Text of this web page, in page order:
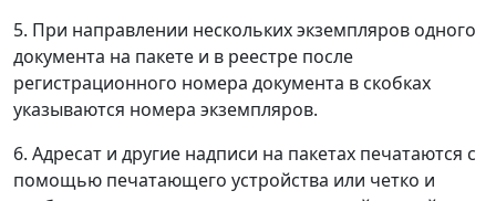
5. При направлении нескольких экземпляров одного
документа на пакете и в реестре после
регистрационного номера документа в скобках
указываются номера экземпляров.
6. Адресат и другие надписи на пакетах печатаются с
помощью печатающего устройства или четко и